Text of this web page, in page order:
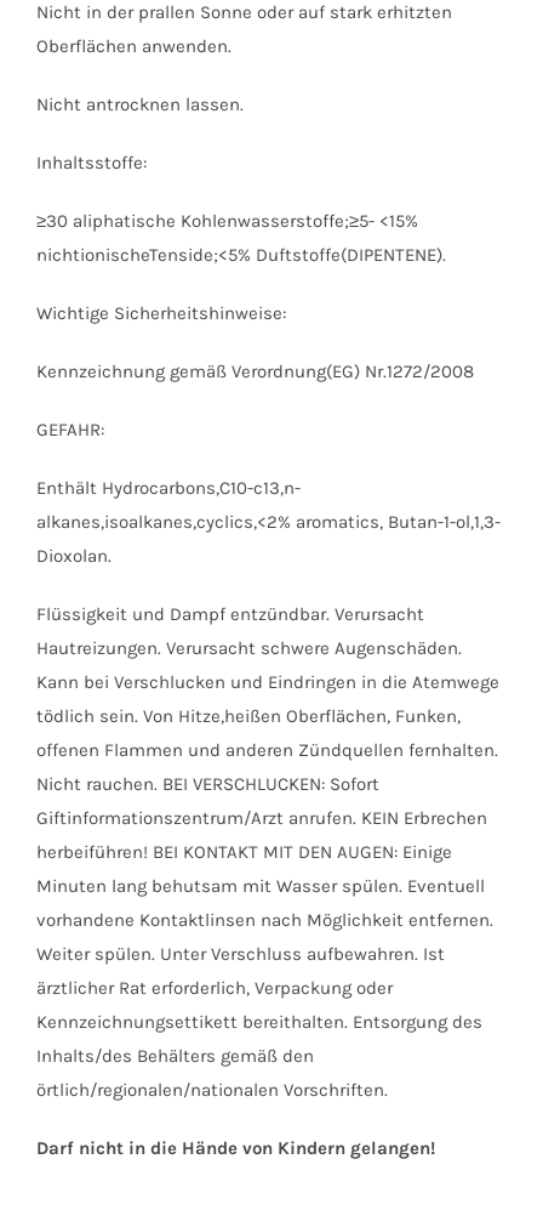
Nicht in der prallen Sonne oder auf stark erhitzten
Oberflächen anwenden.
Nicht antrocknen lassen.
Inhaltsstoffe:
≥30 aliphatische Kohlenwasserstoffe;≥5- <15%
nichtionischeTenside;<5% Duftstoffe(DIPENTENE).
Wichtige Sicherheitshinweise:
Kennzeichnung gemäß Verordnung(EG) Nr.1272/2008
GEFAHR:
Enthält Hydrocarbons,C10-c13,n-
alkanes,isoalkanes,cyclics,<2% aromatics, Butan-1-ol,1,3-
Dioxolan.
Flüssigkeit und Dampf entzündbar. Verursacht
Hautreizungen. Verursacht schwere Augenschäden.
Kann bei Verschlucken und Eindringen in die Atemwege
tödlich sein. Von Hitze,heißen Oberflächen, Funken,
offenen Flammen und anderen Zündquellen fernhalten.
Nicht rauchen. BEI VERSCHLUCKEN: Sofort
Giftinformationszentrum/Arzt anrufen. KEIN Erbrechen
herbeiführen! BEI KONTAKT MIT DEN AUGEN: Einige
Minuten lang behutsam mit Wasser spülen. Eventuell
vorhandene Kontaktlinsen nach Möglichkeit entfernen.
Weiter spülen. Unter Verschluss aufbewahren. Ist
ärztlicher Rat erforderlich, Verpackung oder
Kennzeichnungsettikett bereithalten. Entsorgung des
Inhalts/des Behälters gemäß den
örtlich/regionalen/nationalen Vorschriften.
Darf nicht in die Hände von Kindern gelangen!